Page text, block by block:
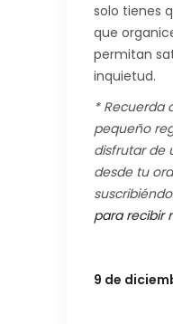
solo tienes
que
permitan
inquietud.
* Recuerda
pequeño
disfrutar de
desde tu
para recibir
9 de